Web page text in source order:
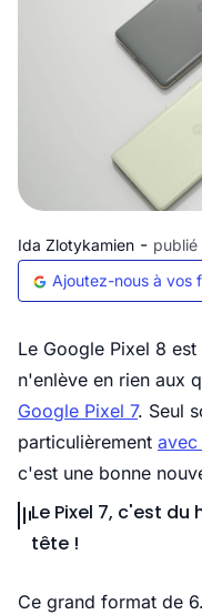
Ida Zlotykamien -
Ajoutez-nous à vos
Le Google Pixel 8
n'enlève en rien aux
Google Pixel 7. Seul
particulièrement avec
c'est une bonne
Le Pixel 7, c'est
tête !
Ce grand format de